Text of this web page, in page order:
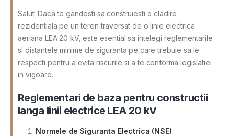
Salut! Daca te gandesti sa construiesti o cladire
rezidentiala pe un teren traversat de o linie electrica
aeriana LEA 20 kV, este esential sa intelegi reglementarile
si distantele minime de siguranta pe care trebuie sa le
respecti pentru a evita riscurile si a te conforma legislatiei
in vigoare.
Reglementari de baza pentru constructii
langa linii electrice LEA 20 kV
Normele de Siguranta Electrica (NSE)